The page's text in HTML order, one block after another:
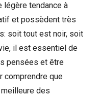
tendance à
et possèdent très
soit tout est noir, soit
il est essentiel de
pensées et être
comprendre que
meilleure des